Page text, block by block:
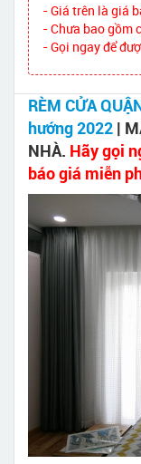
- Giá trên là giá
- Chưa bao gồm
- Gọi ngay để
RÈM CỬA
hướng 2022 |
NHÀ. Hãy gọi
báo giá miễn